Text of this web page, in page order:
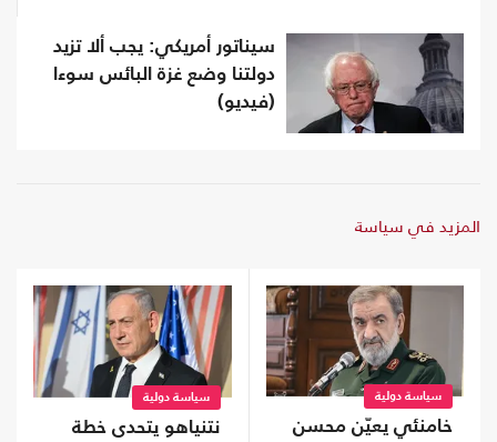
سيناتور أمريكي: يجب ألا تزيد
دولتنا وضع غزة البائس سوءا
(فيديو)
المزيد في سياسة
سياسة دولية
خامنئي يعيّن محسن
سياسة دولية
نتنياهو يتحدى خطة